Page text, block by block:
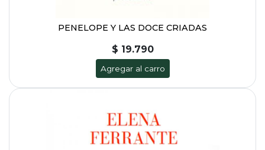
PENELOPE Y LAS DOCE CRIADAS
$ 19.790
Agregar al carro